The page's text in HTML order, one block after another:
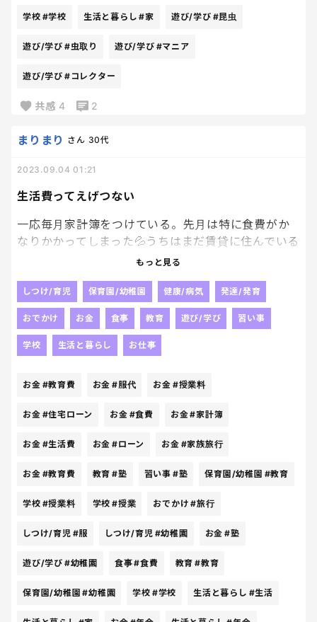
かったけど、ちゃんと他の生き物も大切にできてい
たりするんだね！ちょっと嬉しいよ！
学校 #学校 生活と暮らし #家 遊び/学び #昆虫
遊び/学び #虫取り 遊び/学び #マニア
遊び/学び #コレクター
共感 4 2
生活費ってえげつない
まりまり さん 30代
2023.09.04 01:21
一応毎月家計簿をつけている。先月は特に食費がか
なりかかってしまった💦うちはまだ賃貸に住んでいる
から住宅ローンとかは発生していないが、家賃掛け捨
ので区から幼稚園の保育料の助成がありあまり教育
費はかかっていないが、小学校に行き始めたら塾の
授業料とかもかかるのき？体もどんどん大きくなる
から服代も結構かかるしなぁ。所得に対して税金が
多すぎるんだよなぁ。。。子育て世帯が納得できる
ような税金の使い方して欲しいなぁ〜。切り詰める
したいしなぁ。これでうちら世代は将来年金もらえ
もっと見る
しつけ/育児 保育園/幼稚園 健康/病気 発達/発育
おでかけ お金 食事 教育 遊び/学び 習い事
学校 生活と暮らし お仕事
お金 #教育費 お金 #服代 お金 #授業料
お金 #住宅ローン お金 #食費 お金#家計簿
お金 #生活費 お金 #ローン お金 #家族旅行
お金 #教育費 教育 #塾 習い事 #塾 保育園/幼稚園 #教育
学校 #授業料 学校 #授業 おでかけ #旅行
しつけ/育児 #服 しつけ/育児 #幼稚園 お金 #塾
遊び/学び #幼稚園 食事#食費 教育 #教育
保育園/幼稚園 #幼稚園 学校 #学校 生活と暮らし #生活